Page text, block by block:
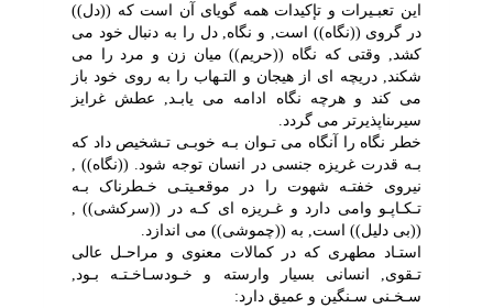
این تعبـیرات و تإکیدات همه گویاى آن است که ((دل))
در گروى ((نگاه)) است, و نگاه, دل را به دنبال خود مى
کشد, وقتى که نگاه ((حریم)) میان زن و مرد را مى
شکند, دریچه اى از هیجان و التـهاب را به روى خود باز
مى کند و هرچه نگاه ادامه مى یابـد, عطش غرایز
سیرىناپذیرتر مى گردد.
خطر نگاه را آنگاه مى تـوان بـه خوبـى تـشخیص داد که
بـه قدرت غریزه جنسى در انسان توجه شود. ((نگاه)) ,
نیروى خفتـه شهوت را در موقعـیتـى خـطرناک بـه
تـکـاپـو وامى دارد و غـریزه اى کـه در ((سرکشى)) ,
((بى دلیل)) است, به ((چموشى)) مى اندازد.
استـاد مطهرى که در کمالات معنوى و مراحـل عالى
تـقوى, انسانى بسیار وارسته و خـودسـاخـتـه بـود,
سـخـنى سـنگین و عمیق دارد: